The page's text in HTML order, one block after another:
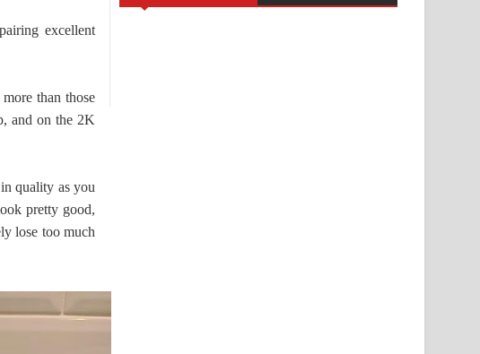
excellent
than those
and on the 2K
quality as you
pretty good,
lose too much